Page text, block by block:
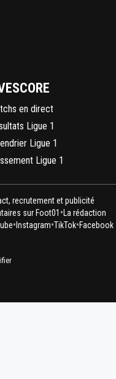
en direct
Ligue 1
Ligue 1
Ligue 1
recrutement et publicité
sur Foot01 • La rédaction
• Instagram•TikTok•Facebook